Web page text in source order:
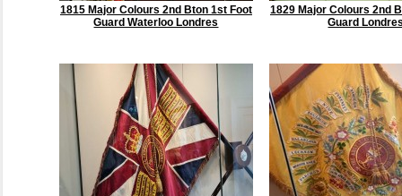
1815 Major Colours 2nd Bton 1st Foot
Guard Waterloo Londres
1829 Major Colours 2nd
Guard